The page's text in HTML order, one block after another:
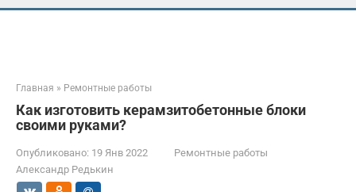
Главная » Ремонтные работы
Как изготовить керамзитобетонные блоки
своими руками?
Опубликовано: 19 Янв 2022
Ремонтные работы
Александр Редькин